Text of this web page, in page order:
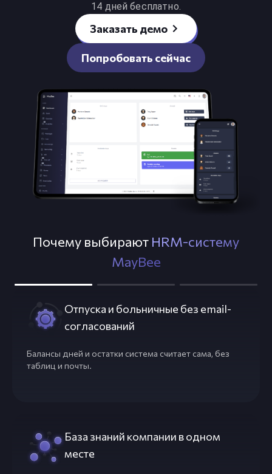
14 дней бесплатно.
Заказать демо
Попробовать сейчас
Почему выбирают HRM-систему
MayBee
Отпуска и больничные без email-
согласований
Балансы дней и остатки система считает сама, без
таблиц и почты.
База знаний компании в одном
месте